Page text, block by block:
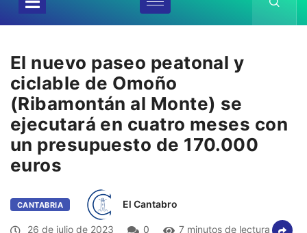
El nuevo paseo peatonal y
ciclable de Omoño
(Ribamontán al Monte) se
ejecutará en cuatro meses con
un presupuesto de 170.000
euros
CANTABRIA El Cantabro
26 de julio de 2023 0 7 minutos de lectura